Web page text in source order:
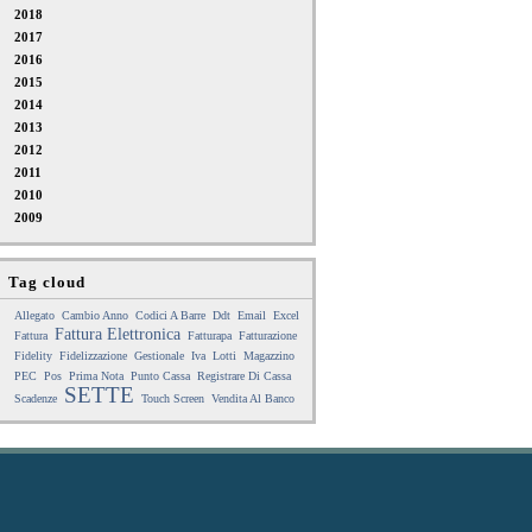
2018
2017
2016
2015
2014
2013
2012
2011
2010
2009
Tag cloud
Allegato Cambio Anno Codici A Barre Ddt Email
Excel
Fattura Fattura Elettronica Fatturapa Fatturazione
Fidelity Fidelizzazione Gestionale Iva Lotti
Magazzino
PEC
Pos Prima Nota Punto Cassa Registrare Di Cassa
Scadenze
SETTE Touch Screen Vendita Al Banco